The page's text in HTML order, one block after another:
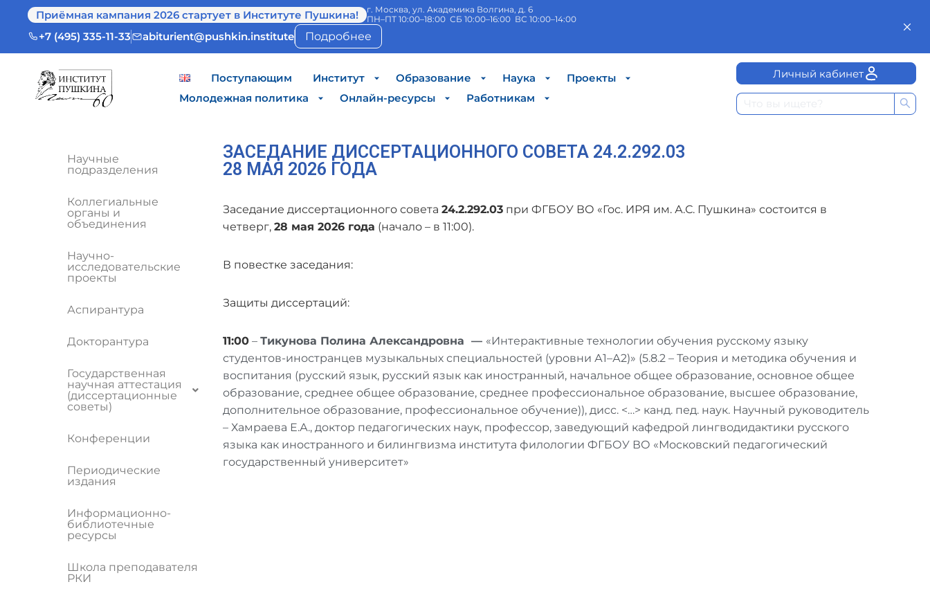
Приёмная кампания 2026 стартует в Институте Пушкина!
г. Москва, ул. Академика Волгина, д. 6
ПН–ПТ 10:00–18:00 СБ 10:00–16:00 ВС 10:00–14:00
+7 (495) 335-11-33 abiturient@pushkin.institute Подробнее
Поступающим Институт Образование Наука
Проекты
Молодежная политика
Онлайн-ресурсы Работникам
Личный кабинет
Научные
подразделения
Коллегиальные
органы и
объединения
Научно-
исследовательские
проекты
Аспирантура
Докторантура
Государственная
научная аттестация
(диссертационные
советы)
Конференции
Периодические
издания
Информационно-
библиотечные
ресурсы
Школа преподавателя
РКИ
ЗАСЕДАНИЕ ДИССЕРТАЦИОННОГО СОВЕТА 24.2.292.03
28 МАЯ 2026 ГОДА
Заседание диссертационного совета 24.2.292.03 при ФГБОУ ВО «Гос. ИРЯ им. А.С. Пушкина» состоится в
четверг, 28 мая 2026 года (начало – в 11:00).
В повестке заседания:
Защиты диссертаций:
11:00 – Тикунова Полина Александровна — «Интерактивные технологии обучения русскому языку
студентов-иностранцев музыкальных специальностей (уровни А1–А2)» (5.8.2 – Теория и методика обучения и
воспитания (русский язык, русский язык как иностранный, начальное общее образование, основное общее
образование, среднее общее образование, среднее профессиональное образование, высшее образование,
дополнительное образование, профессиональное обучение)), дисс. <…> канд. пед. наук. Научный руководитель
– Хамраева Е.А., доктор педагогических наук, профессор, заведующий кафедрой лингводидактики русского
языка как иностранного и билингвизма института филологии ФГБОУ ВО «Московский педагогический
государственный университет»